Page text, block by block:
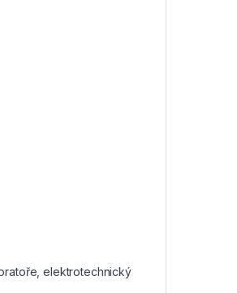
elektrotechnický